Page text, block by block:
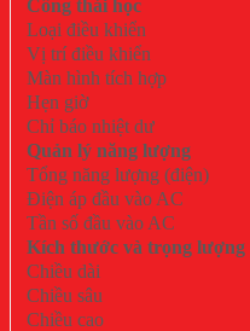
Công thái học
Loại điều khiển
Vị trí điều khiển
Màn hình tích hợp
Hẹn giờ
Chỉ báo nhiệt dư
Quản lý năng lượng
Tổng năng lượng (điện)
Điện áp đầu vào AC
Tần số đầu vào AC
Kích thước và trọng lượng
Chiều dài
Chiều sâu
Chiều cao